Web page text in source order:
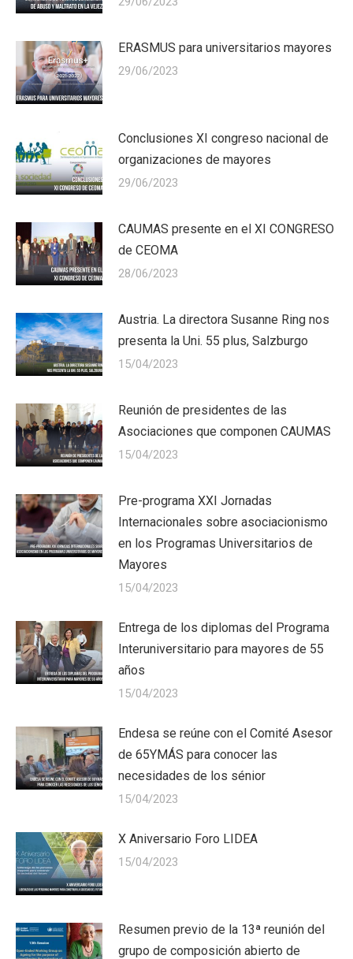
ERASMUS para universitarios mayores
29/06/2023
Conclusiones XI congreso nacional de
organizaciones de mayores
29/06/2023
CAUMAS presente en el XI CONGRESO
de CEOMA
28/06/2023
Austria. La directora Susanne Ring nos
presenta la Uni. 55 plus, Salzburgo
15/04/2023
Reunión de presidentes de las
Asociaciones que componen CAUMAS
15/04/2023
Pre-programa XXI Jornadas
Internacionales sobre asociacionismo
en los Programas Universitarios de
Mayores
15/04/2023
Entrega de los diplomas del Programa
Interuniversitario para mayores de 55
años
15/04/2023
Endesa se reúne con el Comité Asesor
de 65YMÁS para conocer las
necesidades de los sénior
15/04/2023
X Aniversario Foro LIDEA
15/04/2023
Resumen previo de la 13ª reunión del
grupo de composición abierto de